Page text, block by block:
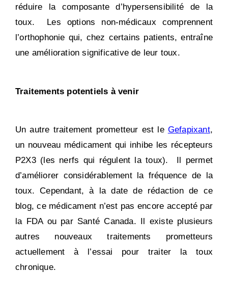
réduire la composante d’hypersensibilité de la
toux. Les options non-médicaux comprennent
l’orthophonie qui, chez certains patients, entraîne
une amélioration significative de leur toux.
Traitements potentiels à venir
Un autre traitement prometteur est le Gefapixant,
un nouveau médicament qui inhibe les récepteurs
P2X3 (les nerfs qui régulent la toux). Il permet
d’améliorer considérablement la fréquence de la
toux. Cependant, à la date de rédaction de ce
blog, ce médicament n’est pas encore accepté par
la FDA ou par Santé Canada. Il existe plusieurs
autres nouveaux traitements prometteurs
actuellement à l’essai pour traiter la toux
chronique.